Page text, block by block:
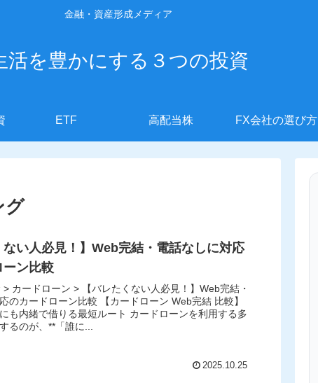
金融・資産形成メディア
活を豊かにする３つの投資
ETF 高配当株 FX会社の選び方
グ
ない人必見！】Web完結・電話なしに対応
ーン比較
> カードローン > 【バレたくない人必見！】Web完結・
のカードローン比較 【カードローン Web完結 比較】
も内緒で借りる最短ルート カードローンを利用する多
るのが、**「誰に...
2025.10.25